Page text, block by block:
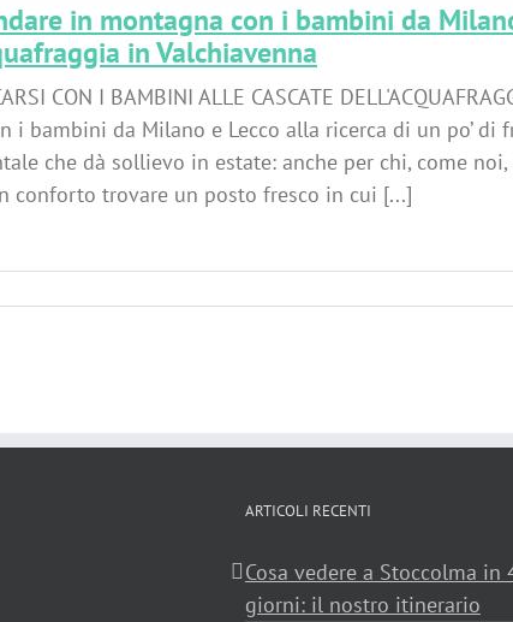
in montagna con i bambini da
in Valchiavenna
CON I BAMBINI ALLE CASCATE
i bambini da Milano e Lecco alla ricerca di un po’ di
che dà sollievo in estate: anche per chi, come
conforto trovare un posto fresco in cui [...]
ARTICOLI RECENTI
Cosa vedere a Stoccolma in
giorni: il nostro itinerario